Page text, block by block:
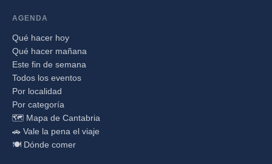
AGENDA
Qué hacer hoy
Qué hacer mañana
Este fin de semana
Todos los eventos
Por localidad
Por categoría
🗺️ Mapa de Cantabria
🚗 Vale la pena el viaje
🍽️ Dónde comer